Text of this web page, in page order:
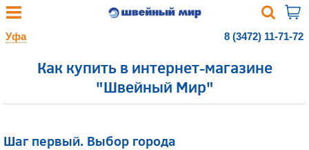
Уфа 8 (3472) 11-71-72
Как купить в интернет-магазине
"Швейный Мир"
Шаг первый. Выбор города